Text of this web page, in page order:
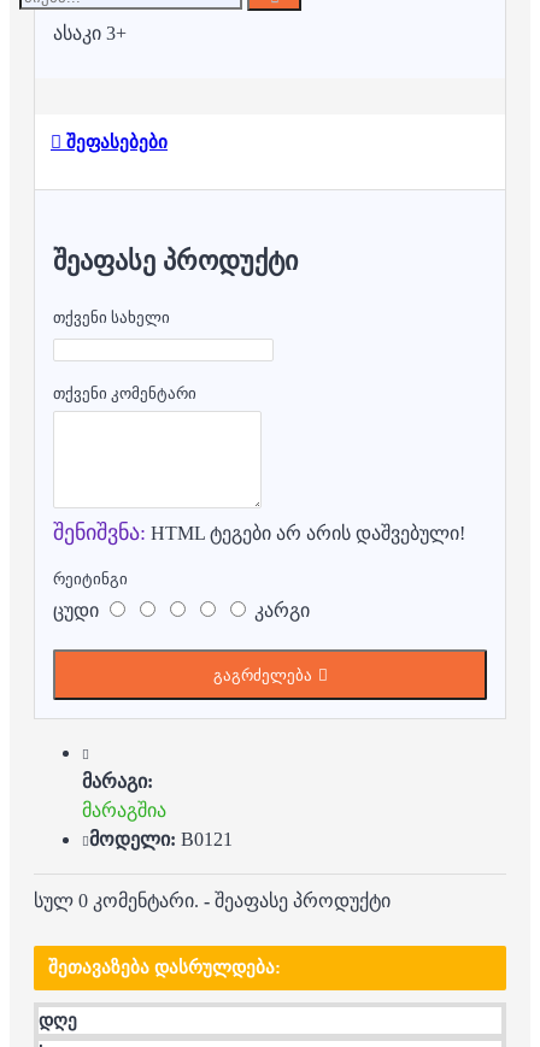
ასაკი 3+
შეფასებები
ᲨᲔᲐᲤᲐᲡᲔ ᲞᲠᲝᲓᲣᲥᲢᲘ
თქვენი სახელი
თქვენი კომენტარი
შენიშვნა: HTML ტეგები არ არის დაშვებული!
რეიტინგი
ცუდი კარგი
გაგრძელება
მარაგი:
მარაგშია
მოდელი: B0121
სულ 0 კომენტარი. - შეაფასე პროდუქტი
ᲨᲔᲗᲐᲕᲐᲖᲔᲑᲐ ᲓᲐᲡᲠᲣᲚᲓᲔᲑᲐ:
დღე